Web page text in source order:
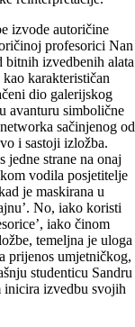
izvode autoričine
profesorici Nan
bitnih izvedbenih alata
karakterističan
dio galerijskog
avanturu simbolične
sačinjenog od
i sastoji izložba.
jedne strane na onaj
vodila posjetitelje
je maskirana u
No, iako koristi
iako činom
temeljna je uloga
prijenos umjetničkog,
studenticu Sandru
inicira izvedbu svojih